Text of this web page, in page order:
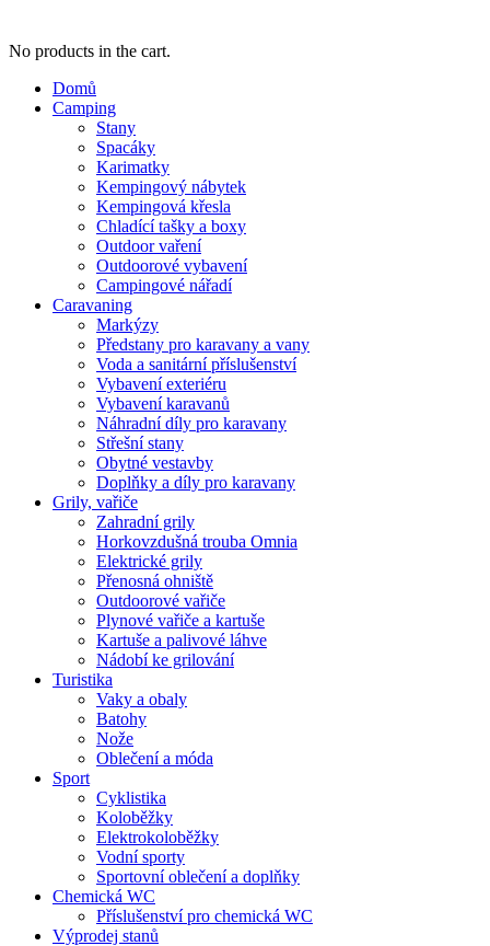
No products in the cart.
Domů
Camping
Stany
Spacáky
Karimatky
Kempingový nábytek
Kempingová křesla
Chladící tašky a boxy
Outdoor vaření
Outdoorové vybavení
Campingové nářadí
Caravaning
Markýzy
Předstany pro karavany a vany
Voda a sanitární příslušenství
Vybavení exteriéru
Vybavení karavanů
Náhradní díly pro karavany
Střešní stany
Obytné vestavby
Doplňky a díly pro karavany
Grily, vařiče
Zahradní grily
Horkovzdušná trouba Omnia
Elektrické grily
Přenosná ohniště
Outdoorové vařiče
Plynové vařiče a kartuše
Kartuše a palivové láhve
Nádobí ke grilování
Turistika
Vaky a obaly
Batohy
Nože
Oblečení a móda
Sport
Cyklistika
Koloběžky
Elektrokoloběžky
Vodní sporty
Sportovní oblečení a doplňky
Chemická WC
Příslušenství pro chemická WC
Výprodej stanů